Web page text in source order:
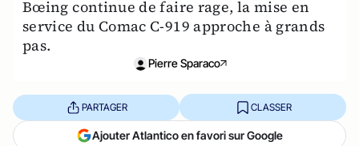
Bœing continue de faire rage, la mise en
service du Comac C-919 approche à grands
pas.
Pierre Sparaco
PARTAGER CLASSER
Ajouter Atlantico en favori sur Google